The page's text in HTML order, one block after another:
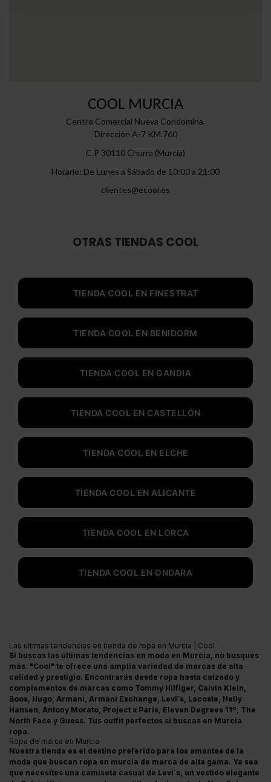
COOL MURCIA
Centro Comercial Nueva Condomina.
Dirección A-7 KM.760
C.P 30110 Churra (Murcia)
Horario: De Lunes a Sábado de 10:00 a 21:00
clientes@ecool.es
OTRAS TIENDAS COOL
TIENDA COOL EN FINESTRAT
TIENDA COOL EN BENIDORM
TIENDA COOL EN GANDIA
TIENDA COOL EN CASTELLÓN
TIENDA COOL EN ELCHE
TIENDA COOL EN ALICANTE
TIENDA COOL EN LORCA
TIENDA COOL EN ONDARA
Las ultimas tendencias en tienda de ropa en Murcia | Cool
Si buscas las últimas tendencias en moda en Murcia, no busques
más. "Cool" te ofrece una amplia variedad de marcas de alta
calidad y prestigio. Encontrarás desde ropa hasta calzado y
complementos de marcas como Tommy Hilfiger, Calvin Klein,
Boos, Hugo, Armani, Armani Exchange, Levi´s, Lacoste, Helly
Hansen, Antony Morato, Project x Paris, Eleven Degrees 11º, The
North Face y Guess. Tus outfit perfectos si buscas en Murcia
ropa.
Ropa de marca en Murcia
Nuestra tienda es el destino preferido para los amantes de la
moda que buscan ropa en murcia de marca de alta gama. Ya sea
que necesites una camiseta casual de Levi´s, un vestido elegante